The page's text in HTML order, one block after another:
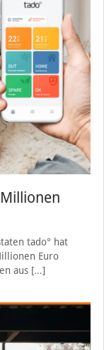
tado° hat
Euro
aus[…]